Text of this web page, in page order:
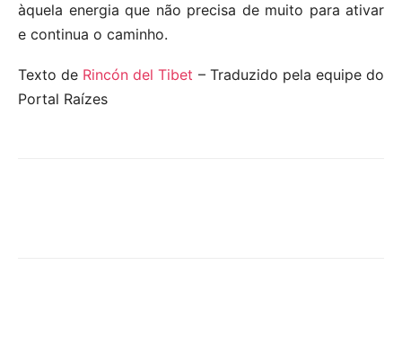
àquela energia que não precisa de muito para ativar
e continua o caminho.
Texto de Rincón del Tibet – Traduzido pela equipe do
Portal Raízes